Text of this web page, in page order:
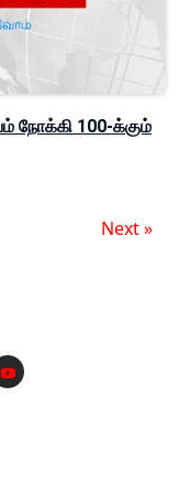
நோக்கி 100-க்கும்
Next »